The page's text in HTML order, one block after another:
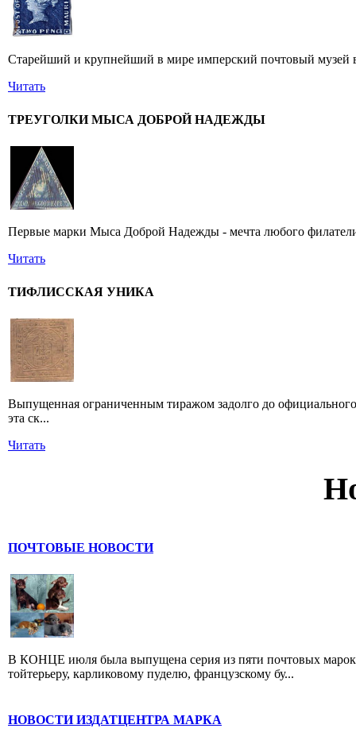
Старейший и крупнейший в мире имперский почтовый музей
Читать
ТРЕУГОЛКИ МЫСА ДОБРОЙ НАДЕЖДЫ
Первые марки Мыса Доброй Надежды - мечта любого
Читать
ТИФЛИССКАЯ УНИКА
Выпущенная ограниченным тиражом задолго до
эта ск...
Читать
ПОЧТОВЫЕ НОВОСТИ
В КОНЦЕ июля была выпущена серия из пяти почтовых
тойтерьеру, карликовому пуделю, французскому бу...
НОВОСТИ ИЗДАТЦЕНТРА МАРКА